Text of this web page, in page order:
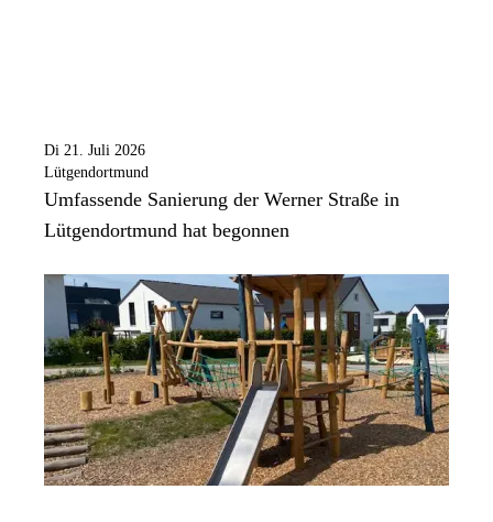
Di 21. Juli 2026
Lütgendortmund
Umfassende Sanierung der Werner Straße in
Lütgendortmund hat begonnen